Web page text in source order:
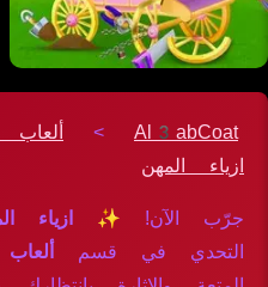
Al3abCoat
> ألعاب
ازياء المهن
جرّب الآن! ✨ ازياء
التحدي في قسم